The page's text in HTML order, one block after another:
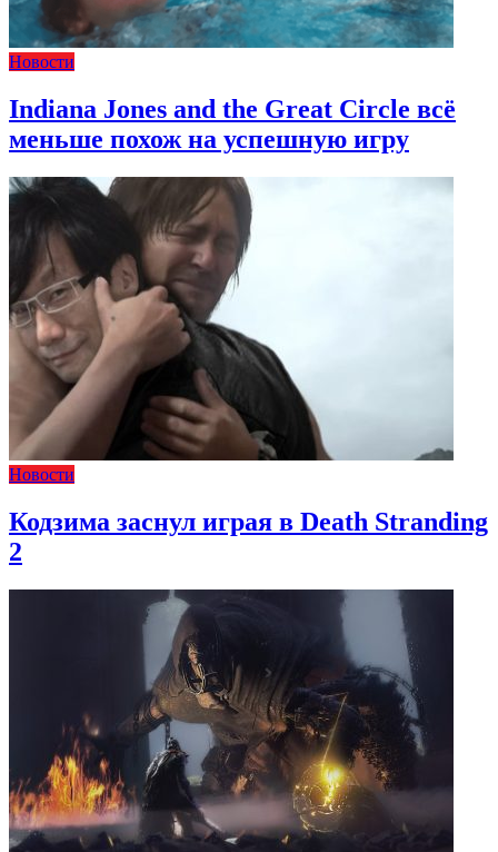
Новости
Indiana Jones and the Great Circle всё
меньше похож на успешную игру
Новости
Кодзима заснул играя в Death Stranding
2